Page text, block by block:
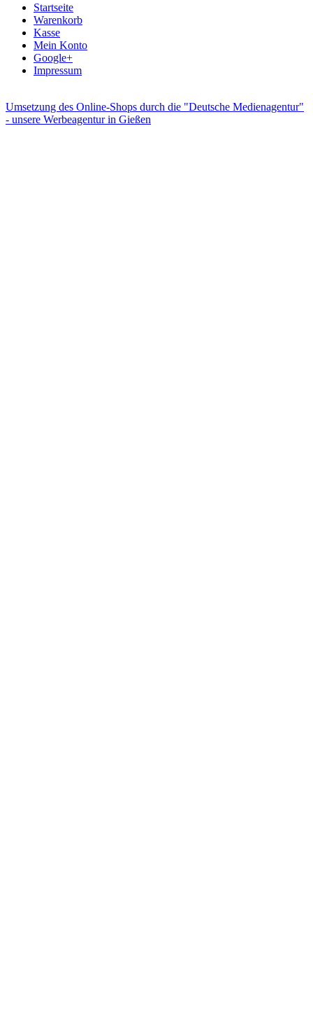
Startseite
Warenkorb
Kasse
Mein Konto
Google+
Impressum
Umsetzung des Online-Shops durch die "Deutsche Medienagentur"
- unsere Werbeagentur in Gießen